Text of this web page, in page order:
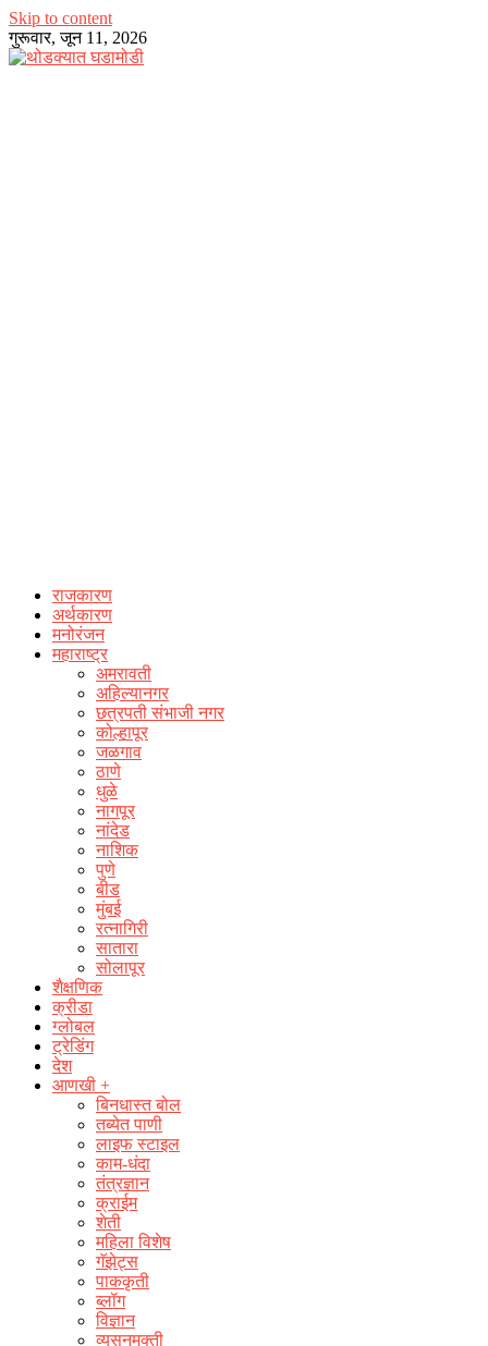
Skip to content
गुरूवार, जून 11, 2026
राजकारण
अर्थकारण
मनोरंजन
महाराष्ट्र
अमरावती
अहिल्यानगर
छत्रपती संभाजी नगर
कोल्हापूर
जळगाव
ठाणे
धुळे
नागपूर
नांदेड
नाशिक
पुणे
बीड
मुंबई
रत्नागिरी
सातारा
सोलापूर
शैक्षणिक
क्रीडा
ग्लोबल
ट्रेडिंग
देश
आणखी +
बिनधास्त बोल
तब्येत पाणी
लाइफ स्टाइल
काम-धंदा
तंत्रज्ञान
क्राईम
शेती
महिला विशेष
गॅझेट्स
पाककृती
ब्लॉग
विज्ञान
व्यसनमुक्ती